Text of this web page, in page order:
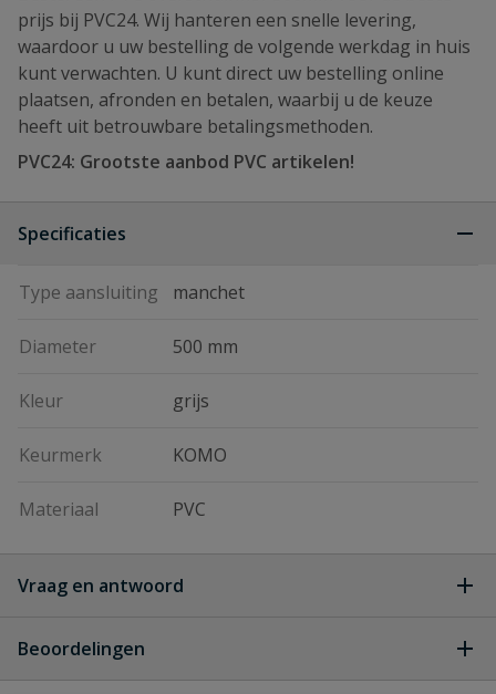
prijs bij PVC24. Wij hanteren een snelle levering,
waardoor u uw bestelling de volgende werkdag in huis
kunt verwachten. U kunt direct uw bestelling online
plaatsen, afronden en betalen, waarbij u de keuze
heeft uit betrouwbare betalingsmethoden.
PVC24: Grootste aanbod PVC artikelen!
Specificaties
Type aansluiting manchet
Diameter 500 mm
Kleur grijs
Keurmerk KOMO
Materiaal PVC
Vraag en antwoord
Beoordelingen